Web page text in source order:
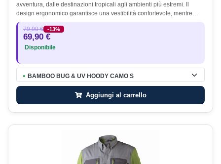
avventura, dalle destinazioni tropicali agli ambienti più estremi. Il
design ergonomico garantisce una vestibilità confortevole, mentre…
79,90 € -13%
69,90 €
Disponibile
● BAMBOO BUG & UV HOODY CAMO S
Aggiungi al carrello